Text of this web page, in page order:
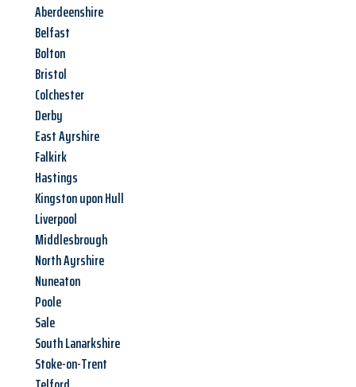
Aberdeenshire
Belfast
Bolton
Bristol
Colchester
Derby
East Ayrshire
Falkirk
Hastings
Kingston upon Hull
Liverpool
Middlesbrough
North Ayrshire
Nuneaton
Poole
Sale
South Lanarkshire
Stoke-on-Trent